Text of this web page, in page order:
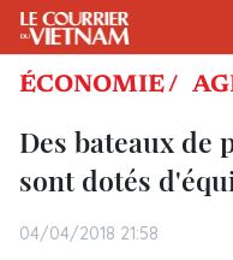
ÉCONOMIE /
Des bateaux de
sont dotés
04/04/2018 21:58